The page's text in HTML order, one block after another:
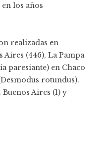
los años
realizadas en
(446), La Pampa
paresiante) en Chaco
rotundus).
Aires (1) y